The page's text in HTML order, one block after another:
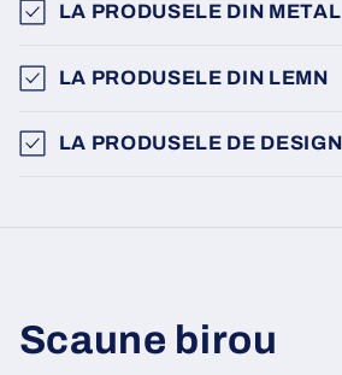
LA PRODUSELE DIN METAL
LA PRODUSELE DIN LEMN
LA PRODUSELE DE DESIGN
Scaune birou